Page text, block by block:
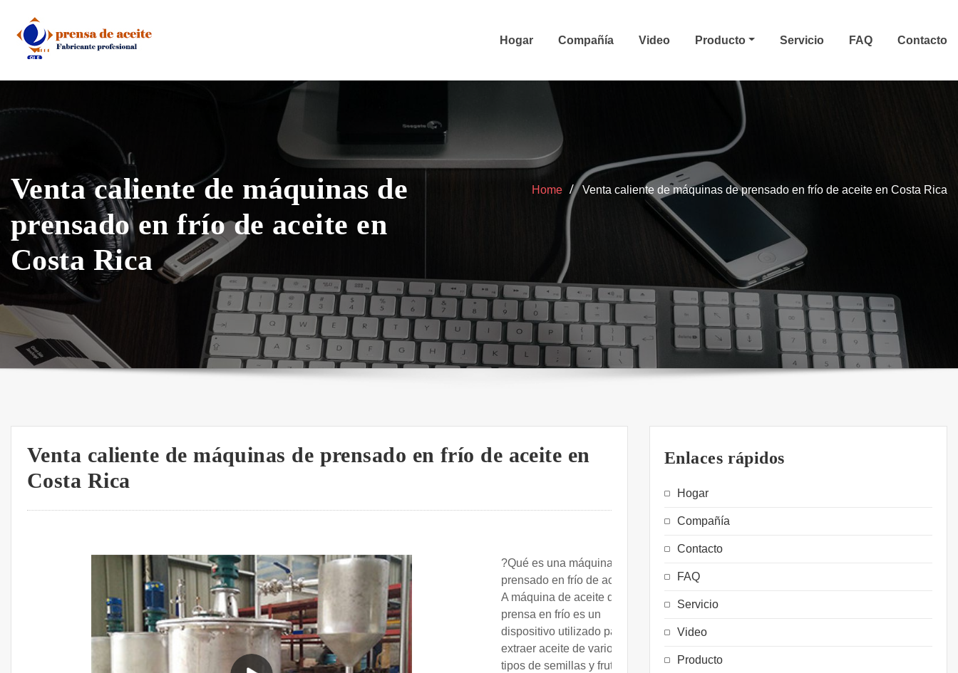
content
Hogar Compañía Video Producto Servicio FAQ Contacto
Venta caliente de máquinas de
prensado en frío de aceite en
Costa Rica
Home Venta caliente de máquinas de prensado en frío de aceite en Costa Rica
Venta caliente de máquinas de prensado en frío de aceite en
Costa Rica
?Qué es una máquina de
prensado en frío de aceite.
A máquina de aceite de
prensa en frío es un
dispositivo utilizado para
extraer aceite de varios
tipos de semillas y frutos
Enlaces rápidos
Hogar
Compañía
Contacto
FAQ
Servicio
Video
Producto